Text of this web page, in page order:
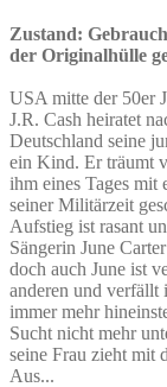
Zustand:
der Originalhülle
USA mitte der 50er
J.R. Cash heiratet
Deutschland seine
ein Kind. Er träumt
ihm eines Tages mit
seiner Militärzeit
Aufstieg ist rasant
Sängerin June
doch auch June ist
anderen und verfällt
immer mehr
Sucht nicht mehr
seine Frau zieht mit
Aus...